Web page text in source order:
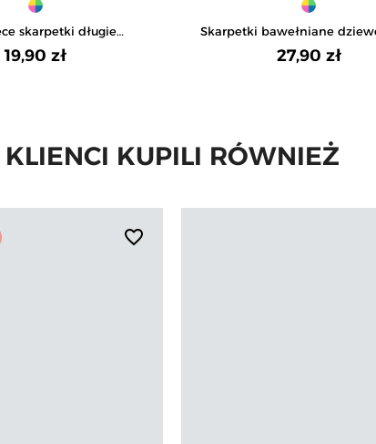
skarpetki długie
w zimowe wzory 3-pak
19,90 zł
Skarpetki bawełniane
motywem makaroników
27,90 zł
KLIENCI KUPILI RÓWNIEŻ
favorite_border